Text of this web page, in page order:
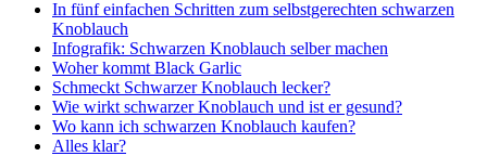
In fünf einfachen Schritten zum selbstgerechten schwarzen
Knoblauch
Infografik: Schwarzen Knoblauch selber machen
Woher kommt Black Garlic
Schmeckt Schwarzer Knoblauch lecker?
Wie wirkt schwarzer Knoblauch und ist er gesund?
Wo kann ich schwarzen Knoblauch kaufen?
Alles klar?